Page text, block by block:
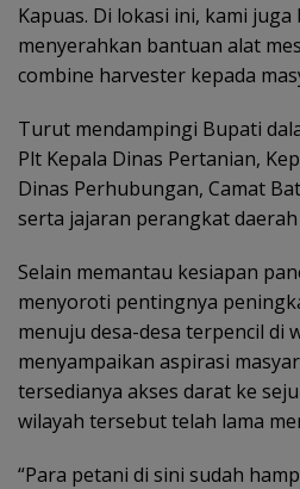
Kapuas. Di lokasi ini, kami juga
menyerahkan bantuan alat
combine harvester kepada
Turut mendampingi Bupati
Plt Kepala Dinas Pertanian,
Dinas Perhubungan, Camat
serta jajaran perangkat daerah
Selain memantau kesiapan
menyoroti pentingnya
menuju desa-desa terpencil di
menyampaikan aspirasi
tersedianya akses darat ke
wilayah tersebut telah lama
“Para petani di sini sudah